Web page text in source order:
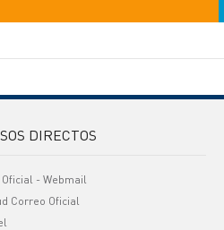
DIRECTOS
- Webmail
Correo Oficial